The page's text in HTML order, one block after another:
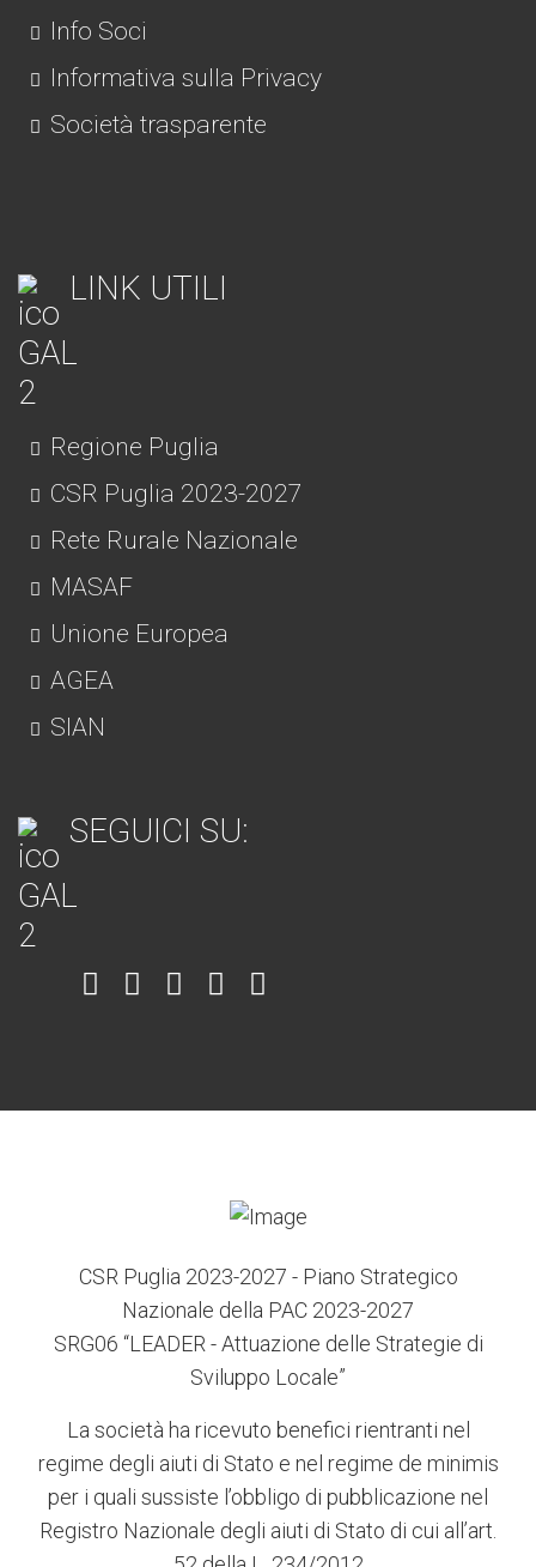
Info Soci
Informativa sulla Privacy
Società trasparente
LINK UTILI
Regione Puglia
CSR Puglia 2023-2027
Rete Rurale Nazionale
MASAF
Unione Europea
AGEA
SIAN
SEGUICI SU:
Item Item Item Item
CSR Puglia 2023-2027 - Piano Strategico
Nazionale della PAC 2023-2027
SRG06 “LEADER - Attuazione delle Strategie di
Sviluppo Locale”
La società ha ricevuto benefici rientranti nel
regime degli aiuti di Stato e nel regime de minimis
per i quali sussiste l’obbligo di pubblicazione nel
Registro Nazionale degli aiuti di Stato di cui all’art.